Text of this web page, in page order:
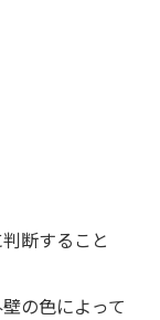
断すること
の色によって